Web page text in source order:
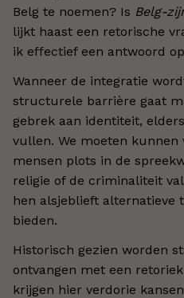
Belg te noemen? Is Belg-
lijkt haast een retorische
ik effectief een antwoord
Wanneer de integratie
structurele barrière gaat
gebrek aan identiteit,
vullen. We moeten kunnen
mensen plots in de
religie of de criminaliteit
hen alsjeblieft alternatieve
bieden.
Historisch gezien worden
ontvangen met een
krijgen hier verdorie